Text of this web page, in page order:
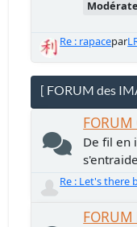
Re : rapacepar
[ FORUM des
FORUM
De fil en
s'entraide
Re : Let's there
FORUM